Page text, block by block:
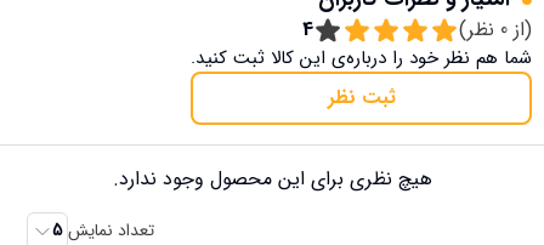
(از 0 نظر) 4
شما هم نظر خود را درباره‌ی این کالا ثبت کنید.
ثبت نظر
هیچ نظری برای این محصول وجود ندارد.
تعداد نمایش 5